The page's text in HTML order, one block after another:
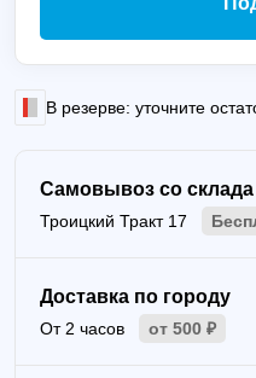
В резерве: уточните
Самовывоз со склада
Троицкий Тракт 17
Доставка по городу
От 2 часов от 500 ₽